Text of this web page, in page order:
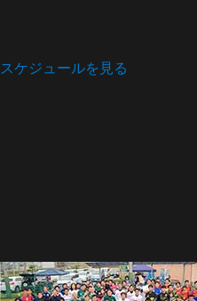
スケジュールを見る